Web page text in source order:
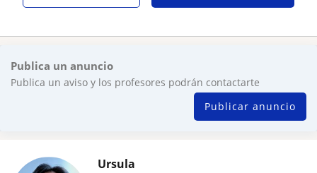
Publica un anuncio
Publica un aviso y los profesores podrán contactarte
Publicar anuncio
Ursula